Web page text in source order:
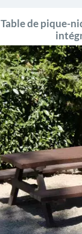
Table de pique-